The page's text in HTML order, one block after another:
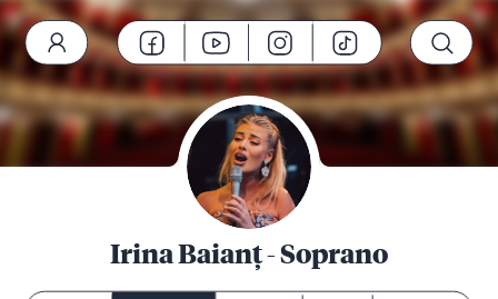
Irina Baianț - Soprano